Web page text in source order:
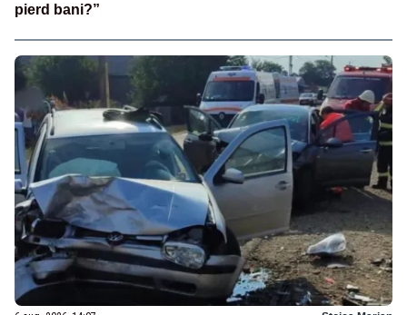
pierd bani?”